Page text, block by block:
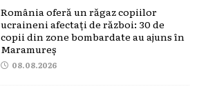
România oferă un răgaz copiilor
ucraineni afectați de război: 30 de
copii din zone bombardate au ajuns în
Maramureș
08.08.2026